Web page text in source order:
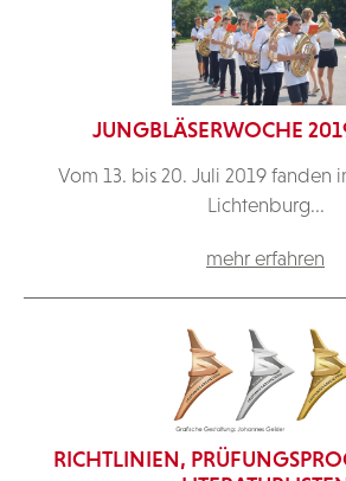
JUNGBLÄSERWOCHE
Vom 13. bis 20. Juli 2019 fanden
Lichtenburg...
mehr erfahren
RICHTLINIEN,